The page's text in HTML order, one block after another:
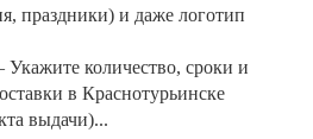
праздники) и даже логотип
количество, сроки и
в Краснотурьинске
выдачи)...